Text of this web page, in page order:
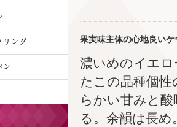
果実味主体の心地良い
濃いめのイエ
たこの品種個
らかい甘みと
る。余韻は長